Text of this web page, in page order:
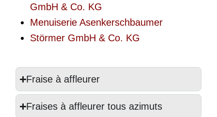
GmbH & Co. KG
Menuiserie Asenkerschbaumer
Störmer GmbH & Co. KG
Fraise à affleurer
Fraises à affleurer tous azimuts